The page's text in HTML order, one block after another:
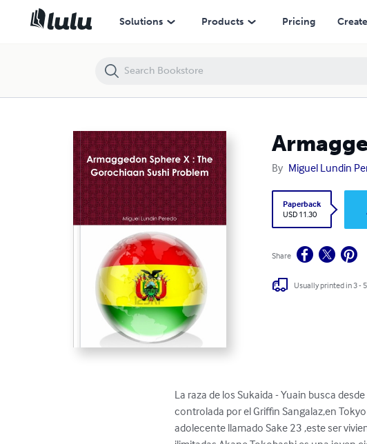
Solutions Products Pricing Create
By Miguel Lundin
Paperback
USD 11.30
Share
Usually printed in 3 -
La raza de los Sukaida - Yuain busca
controlada por el Griffin Sangalaz,en
adolecente llamado Sake 23 ,este ser
Armaggedon Sphere X : The Gorochiaan Sushi Problem